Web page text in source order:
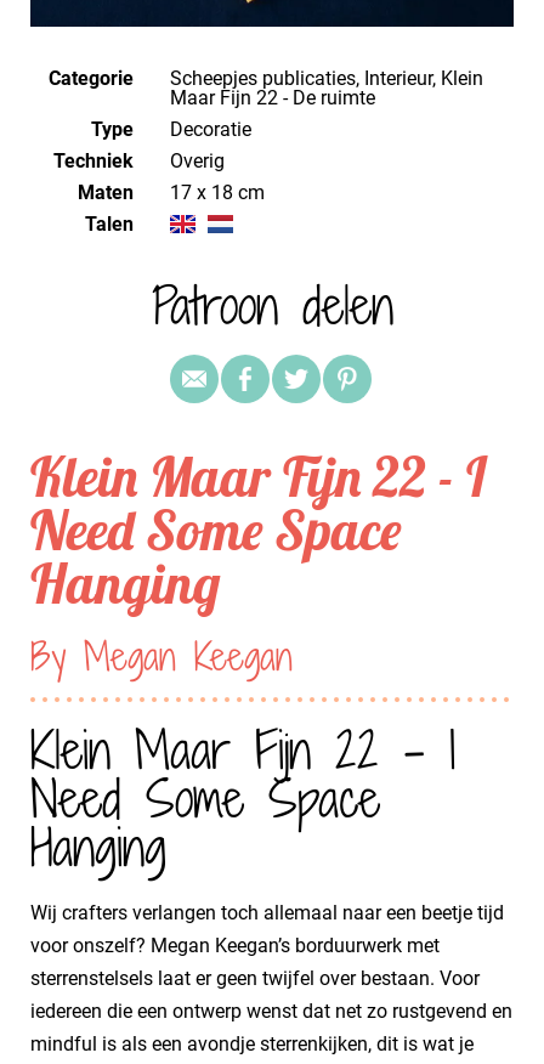
Categorie
Scheepjes publicaties, Interieur, Klein
Maar Fijn 22 - De ruimte
Type
Decoratie
Techniek
overig
Maten
17 x 18 cm
Talen
Patroon delen
Klein Maar Fijn 22 - I
Need Some Space
Hanging
By Megan Keegan
Klein Maar Fijn 22 - I
Need Some Space
Hanging
Wij crafters verlangen toch allemaal naar een beetje tijd
voor onszelf? Megan Keegan’s borduurwerk met
sterrenstelsels laat er geen twijfel over bestaan. Voor
iedereen die een ontwerp wenst dat net zo rustgevend en
mindful is als een avondje sterrenkijken, dit is wat je